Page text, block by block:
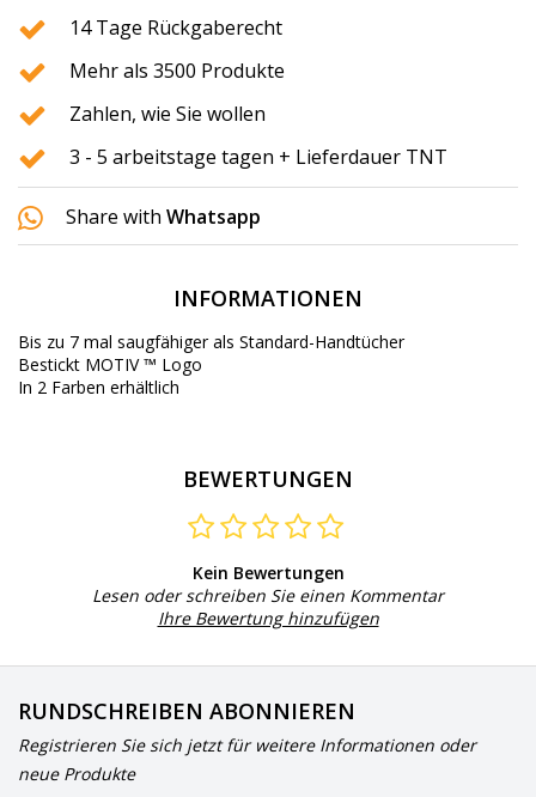
14 Tage Rückgaberecht
Mehr als 3500 Produkte
Zahlen, wie Sie wollen
3 - 5 arbeitstage tagen + Lieferdauer TNT
Share with Whatsapp
INFORMATIONEN
Bis zu 7 mal saugfähiger als Standard-Handtücher
Bestickt MOTIV ™ Logo
In 2 Farben erhältlich
BEWERTUNGEN
Kein Bewertungen
Lesen oder schreiben Sie einen Kommentar
Ihre Bewertung hinzufügen
RUNDSCHREIBEN ABONNIEREN
Registrieren Sie sich jetzt für weitere Informationen oder
neue Produkte